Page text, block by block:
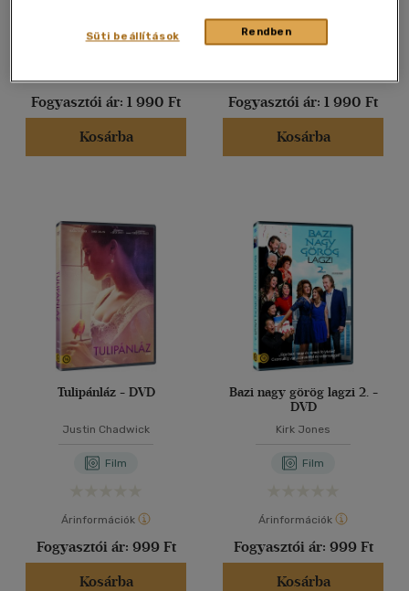
Fogyasztói ár: 1 990 Ft
Kosárba
Film
Fogyasztói ár: 1 990 Ft
Kosárba
Tulipánláz - DVD
Justin Chadwick
Film
Árinformációk
Fogyasztói ár: 999 Ft
Kosárba
Bazi nagy görög lagzi 2. -
DVD
Kirk Jones
Film
Árinformációk
Fogyasztói ár: 999 Ft
Kosárba
Rendben
Süti beállítások